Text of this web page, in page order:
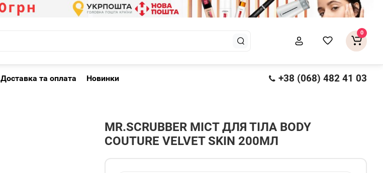
0
Доставка та оплата Новинки +38 (068) 482 41 03
MR.SCRUBBER МІСТ ДЛЯ ТІЛА BODY
COUTURE VELVET SKIN 200МЛ